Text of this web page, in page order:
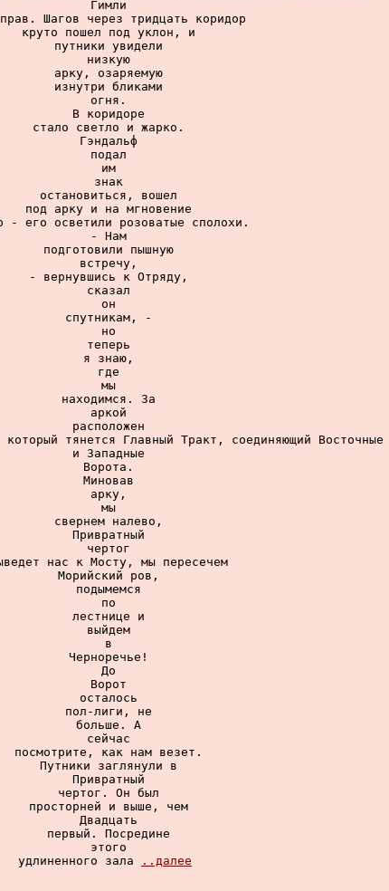
Гимли
Шагов через тридцать коридор
круто пошел под уклон, и
путники увидели
низкую
арку, озаряемую
изнутри бликами
огня.
В коридоре
стало светло и жарко.
Гэндальф
подал
им
знак
остановиться, вошел
под арку и на мгновение
- его осветили розоватые сполохи.
- Нам
подготовили пышную
встречу,
- вернувшись к Отряду,
сказал
он
спутникам, -
но
теперь
я знаю,
где
мы
находимся. За
аркой
расположен
тянется Главный Тракт, соединяющий Восточные
и Западные
Ворота.
Миновав
арку,
мы
свернем налево,
Привратный
чертог
нас к Мосту, мы пересечем
Морийский ров,
подымемся
по
лестнице и
выйдем
в
Черноречье!
До
Ворот
осталось
пол-лиги, не
больше. А
сейчас
посмотрите, как нам везет.
Путники заглянули в
Привратный
чертог. Он был
просторней и выше, чем
Двадцать
первый. Посредине
этого
удлиненного зала
..далее